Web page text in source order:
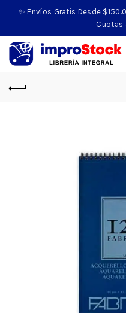
✨ Envíos Gratis Desde
Cuotas